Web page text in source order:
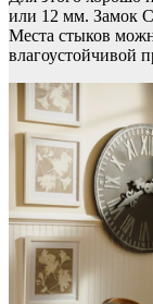
или 12 мм. Замок
Места стыков
влагоустойчивой